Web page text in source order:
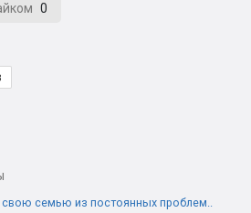
0
семью из постоянных проблем..